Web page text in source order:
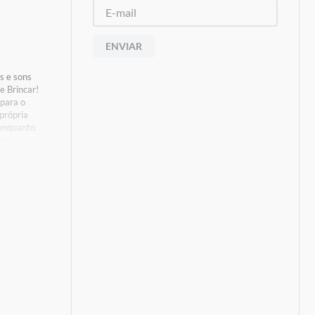
e sons
Brincar!
o
da
ENVIAR